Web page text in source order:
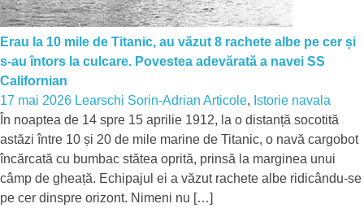
Erau la 10 mile de Titanic, au văzut 8 rachete albe pe cer și
s-au întors la culcare. Povestea adevărată a navei SS
Californian
17 mai 2026 Learschi Sorin-Adrian Articole, Istorie navala
În noaptea de 14 spre 15 aprilie 1912, la o distanță socotită
astăzi între 10 și 20 de mile marine de Titanic, o navă cargobot
încărcată cu bumbac stătea oprită, prinsă la marginea unui
câmp de gheață. Echipajul ei a văzut rachete albe ridicându-se
pe cer dinspre orizont. Nimeni nu […]